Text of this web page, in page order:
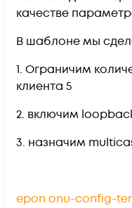
качестве
В шаблоне мы
1. Ограничим
клиента 5
2. включим
3. назначим
epon onu-config-